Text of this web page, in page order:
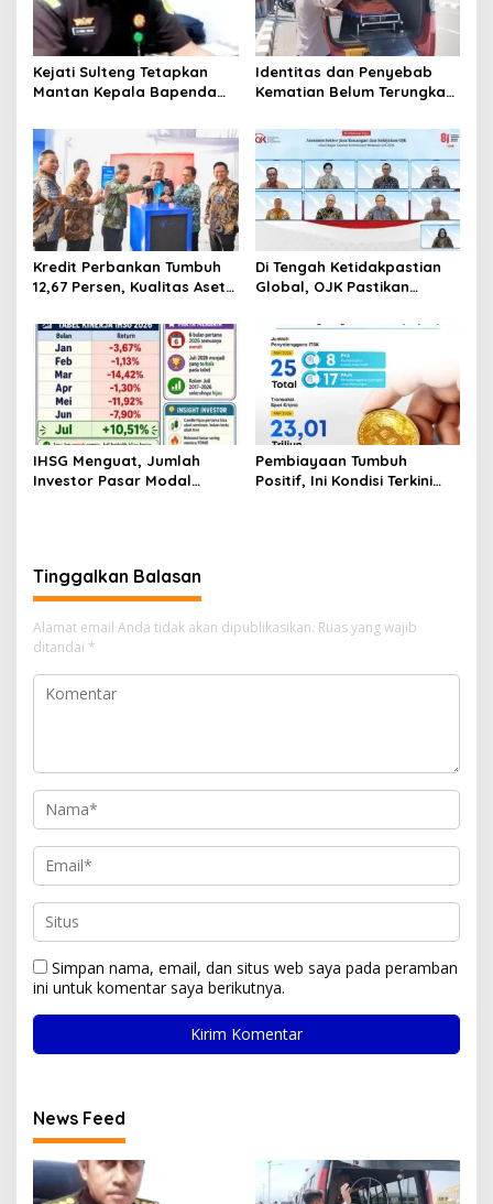
Kejati Sulteng Tetapkan
Mantan Kepala Bapenda
Korupsi Pajak
Pertambangan
Identitas dan Penyebab
Kematian Belum Terungkap,
Ditemukan Mengapung di
Pantai Lere Palu, Kondisi
Tubuh Sudah Terurai
Dicabik Buaya
Kredit Perbankan Tumbuh
12,67 Persen, Kualitas Aset
Tetap Kokoh Juni 2026
Di Tengah Ketidakpastian
Global, OJK Pastikan
Keuangan Tetap Terjaga
IHSG Menguat, Jumlah
Investor Pasar Modal
Pembiayaan Tumbuh
Positif, Ini Kondisi Terkini
Tinggalkan Balasan
Alamat email Anda tidak akan dipublikasikan. Ruas yang wajib
ditandai *
Simpan nama, email, dan situs web saya pada peramban
ini untuk komentar saya berikutnya.
News Feed